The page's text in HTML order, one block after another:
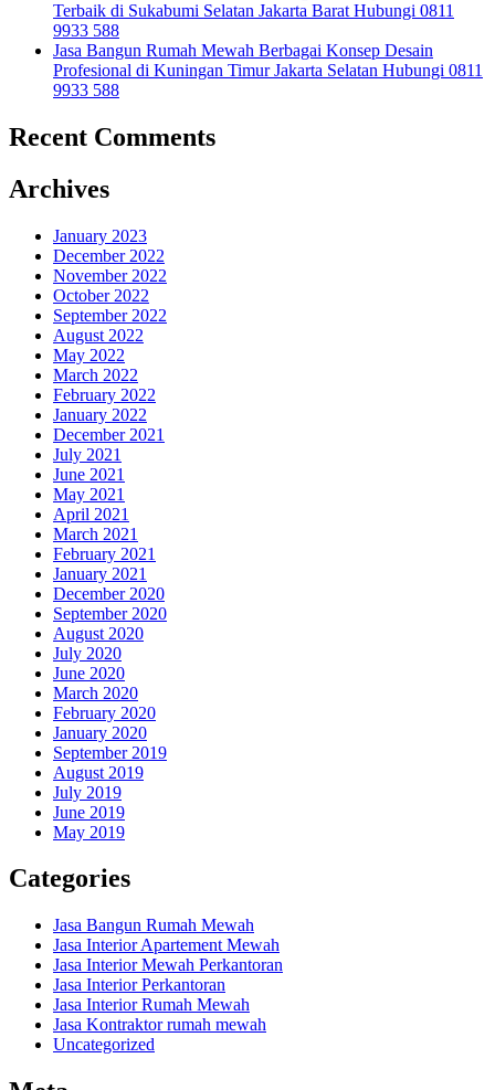
Terbaik di Sukabumi Selatan Jakarta Barat Hubungi 0811
9933 588
Jasa Bangun Rumah Mewah Berbagai Konsep Desain
Profesional di Kuningan Timur Jakarta Selatan Hubungi 0811
9933 588
Recent Comments
Archives
January 2023
December 2022
November 2022
October 2022
September 2022
August 2022
May 2022
March 2022
February 2022
January 2022
December 2021
July 2021
June 2021
May 2021
April 2021
March 2021
February 2021
January 2021
December 2020
September 2020
August 2020
July 2020
June 2020
March 2020
February 2020
January 2020
September 2019
August 2019
July 2019
June 2019
May 2019
Categories
Jasa Bangun Rumah Mewah
Jasa Interior Apartement Mewah
Jasa Interior Mewah Perkantoran
Jasa Interior Perkantoran
Jasa Interior Rumah Mewah
Jasa Kontraktor rumah mewah
Uncategorized